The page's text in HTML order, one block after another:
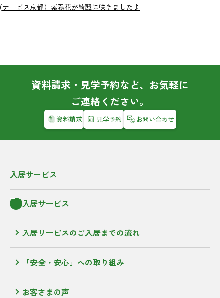
(ナービス京都）紫陽花が綺麗に咲きました♪
資料請求・見学予約など、お気軽に
ご連絡ください。
資料請求 見学予約 お問い合わせ
入居サービス
入居サービス
入居サービスのご入居までの流れ
「安全・安心」への取り組み
お客さまの声